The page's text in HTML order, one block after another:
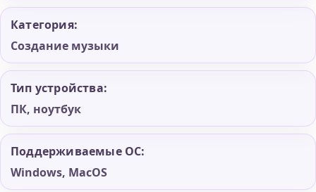
Категория:
Создание музыки
Тип устройства:
ПК, ноутбук
Поддерживаемые ОС:
Windows, MacOS